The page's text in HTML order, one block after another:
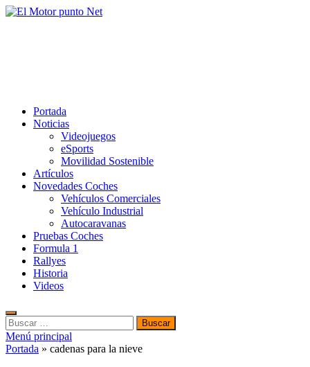
Saltar
Portada
Noticias
Videojuegos
eSports
Movilidad Sostenible
Artículos
Novedades Coches
Vehículos Comerciales
Vehículo Industrial
Autocaravanas
Pruebas Coches
Formula 1
Rallyes
Historia
Videos
Buscar:
Menú principal
Portada » cadenas para la nieve